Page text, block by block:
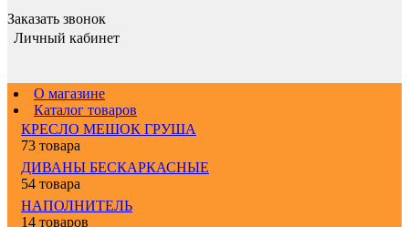
Заказать звонок
Личный кабинет
О магазине
Каталог товаров
КРЕСЛО МЕШОК ГРУША
73 товара
ДИВАНЫ БЕСКАРКАСНЫЕ
54 товара
НАПОЛНИТЕЛЬ
14 товаров